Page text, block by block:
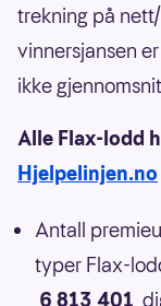
trekning på
vinnersjansen
ikke
Alle Flax-lodd
Hjelpelinjen.no
Antall
typer Flax-
6 813 401,